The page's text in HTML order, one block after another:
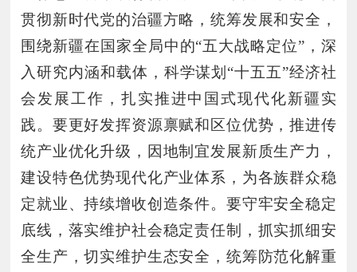
贯彻新时代党的治疆方略，统筹发展和安全，
围绕新疆在国家全局中的“五大战略定位”，深
入研究内涵和载体，科学谋划“十五五”经济社
会发展工作，扎实推进中国式现代化新疆实
践。要更好发挥资源禀赋和区位优势，推进传
统产业优化升级，因地制宜发展新质生产力，
建设特色优势现代化产业体系，为各族群众稳
定就业、持续增收创造条件。要守牢安全稳定
底线，落实维护社会稳定责任制，抓实抓细安
全生产，切实维护生态安全，统筹防范化解重